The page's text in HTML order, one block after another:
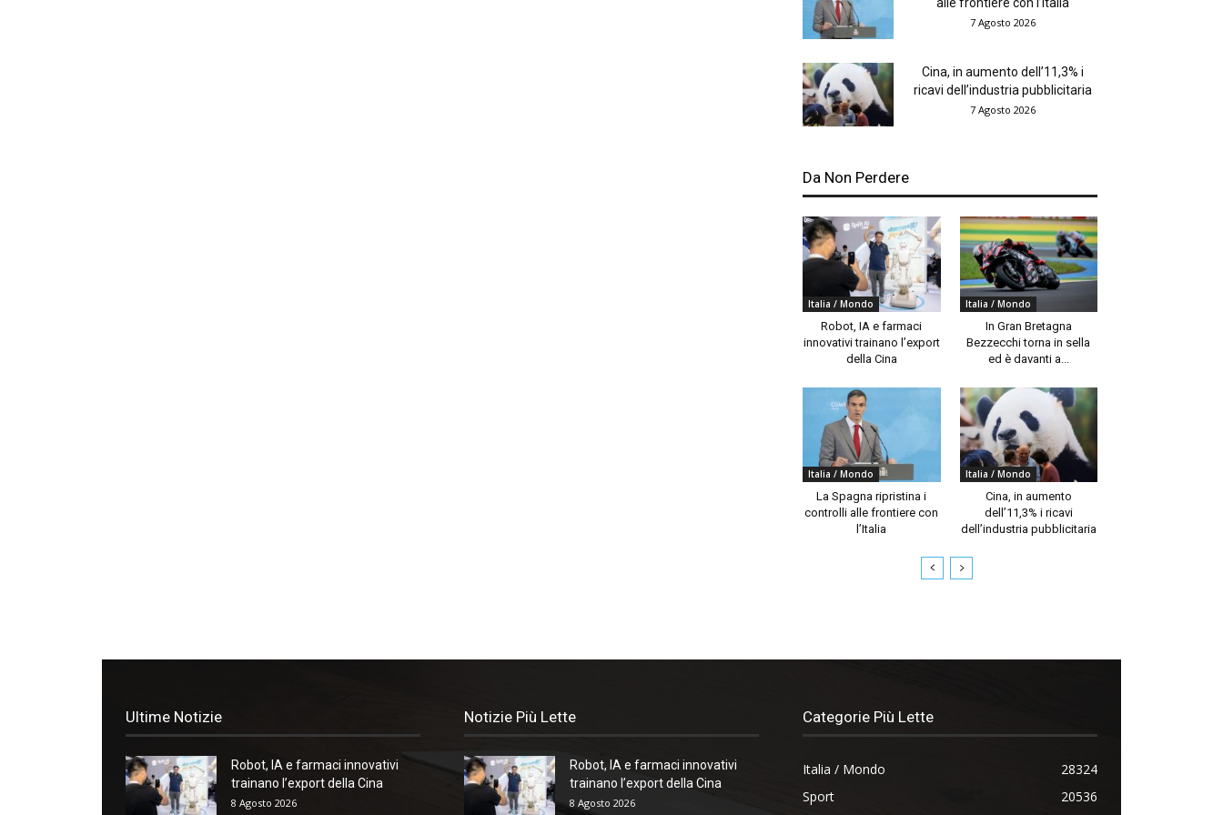
alle frontiere con l’Italia
7 Agosto 2026
Cina, in aumento dell’11,3% i
ricavi dell’industria pubblicitaria
7 Agosto 2026
Da Non Perdere
Italia / Mondo
Robot, IA e farmaci
innovativi trainano l’export
della Cina
Italia / Mondo
In Gran Bretagna
Bezzecchi torna in sella
ed è davanti a...
Italia / Mondo
La Spagna ripristina i
controlli alle frontiere con
l’Italia
Italia / Mondo
Cina, in aumento
dell’11,3% i ricavi
dell’industria pubblicitaria
Ultime Notizie
Robot, IA e farmaci innovativi
trainano l’export della Cina
8 Agosto 2026
Notizie Più Lette
Robot, IA e farmaci innovativi
trainano l’export della Cina
8 Agosto 2026
Categorie Più Lette
Italia / Mondo
28324
Sport
20536